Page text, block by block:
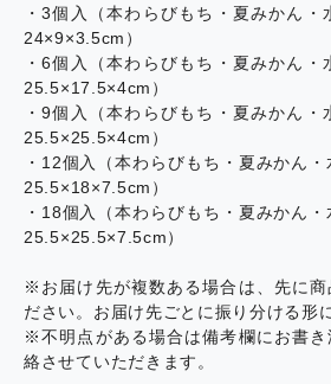
・3個入（本わらびもち・夏みかん
24×9×3.5cm）
・6個入（本わらびもち・夏みかん
25.5×17.5×4cm）
・9個入（本わらびもち・夏みかん
25.5×25.5×4cm）
・12個入（本わらびもち・夏みかん
25.5×18×7.5cm）
・18個入（本わらびもち・夏みかん
25.5×25.5×7.5cm）
※お届け先が複数ある場合は、先に商
ださい。お届け先ごとに振り分ける形
※不明点がある場合は備考欄にお書き
絡させていただきます。